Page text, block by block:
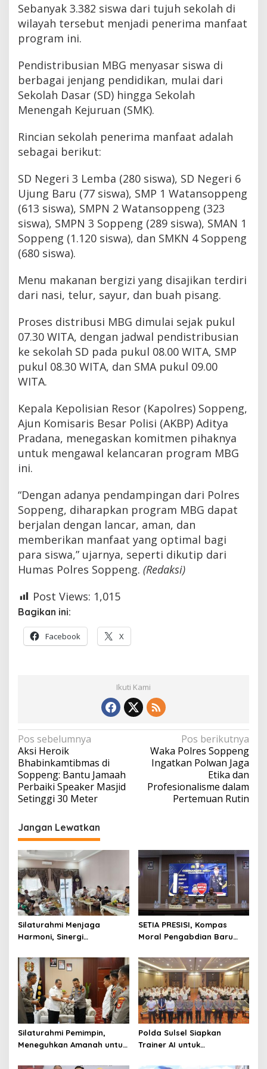
Sebanyak 3.382 siswa dari tujuh sekolah di
wilayah tersebut menjadi penerima manfaat
program ini.
Pendistribusian MBG menyasar siswa di
berbagai jenjang pendidikan, mulai dari
Sekolah Dasar (SD) hingga Sekolah
Menengah Kejuruan (SMK).
Rincian sekolah penerima manfaat adalah
sebagai berikut:
SD Negeri 3 Lemba (280 siswa), SD Negeri 6
Ujung Baru (77 siswa), SMP 1 Watansoppeng
(613 siswa), SMPN 2 Watansoppeng (323
siswa), SMPN 3 Soppeng (289 siswa), SMAN 1
Soppeng (1.120 siswa), dan SMKN 4 Soppeng
(680 siswa).
Menu makanan bergizi yang disajikan terdiri
dari nasi, telur, sayur, dan buah pisang.
Proses distribusi MBG dimulai sejak pukul
07.30 WITA, dengan jadwal pendistribusian
ke sekolah SD pada pukul 08.00 WITA, SMP
pukul 08.30 WITA, dan SMA pukul 09.00
WITA.
Kepala Kepolisian Resor (Kapolres) Soppeng,
Ajun Komisaris Besar Polisi (AKBP) Aditya
Pradana, menegaskan komitmen pihaknya
untuk mengawal kelancaran program MBG
ini.
“Dengan adanya pendampingan dari Polres
Soppeng, diharapkan program MBG dapat
berjalan dengan lancar, aman, dan
memberikan manfaat yang optimal bagi
para siswa,” ujarnya, seperti dikutip dari
Humas Polres Soppeng. (Redaksi)
Post Views: 1,015
Bagikan ini:
Facebook X
Ikuti Kami
Navigasi
pos
Pos sebelumnya
Aksi Heroik
Bhabinkamtibmas di
Soppeng: Bantu Jamaah
Perbaiki Speaker Masjid
Setinggi 30 Meter
Pos berikutnya
Waka Polres Soppeng
Ingatkan Polwan Jaga
Etika dan
Profesionalisme dalam
Pertemuan Rutin
Jangan Lewatkan
Silaturahmi Menjaga
Harmoni, Sinergi
Soppeng
SETIA PRESISI, Kompas
Moral Pengabdian Baru
Silaturahmi Pemimpin,
Meneguhkan Amanah untuk
Polda Sulsel Siapkan
Trainer AI untuk